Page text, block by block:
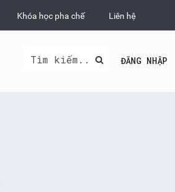
Khóa học pha chế Liên hệ
ĐĂNG NHẬP